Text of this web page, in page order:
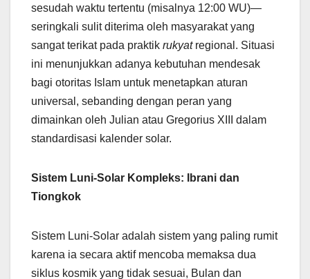
sesudah waktu tertentu (misalnya 12:00 WU)—
seringkali sulit diterima oleh masyarakat yang
sangat terikat pada praktik rukyatregional. Situasi
ini menunjukkan adanya kebutuhan mendesak
bagi otoritas Islam untuk menetapkan aturan
universal, sebanding dengan peran yang
dimainkan oleh Julian atau Gregorius XIII dalam
standardisasi kalender solar.
Sistem Luni-Solar Kompleks: Ibrani dan
Tiongkok
Sistem Luni-Solar adalah sistem yang paling rumit
karena ia secara aktif mencoba memaksa dua
siklus kosmik yang tidak sesuai, Bulan dan